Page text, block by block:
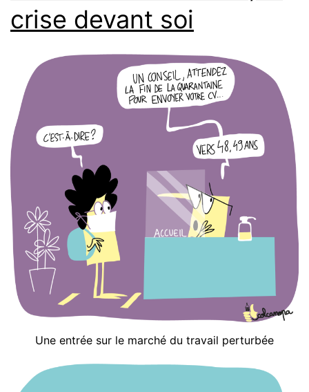
crise devant soi
Une entrée sur le marché du travail perturbée